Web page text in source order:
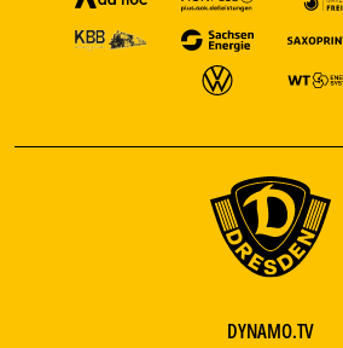
DYNAMO.TV